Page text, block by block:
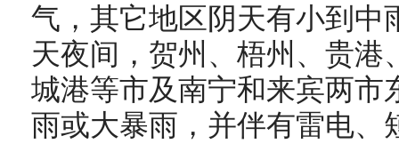
气，其它地区阴天有小到中
天夜间，贺州、梧州、贵港
城港等市及南宁和来宾两市
雨或大暴雨，并伴有雷电、